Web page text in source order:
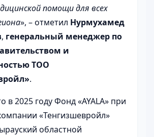
помощи для всех
», – отметил Нурмухамед
, генеральный менеджер по
и
ТОО
.
в 2025 году Фонд «AYALA» при
«Тенгизшевройл»
областной